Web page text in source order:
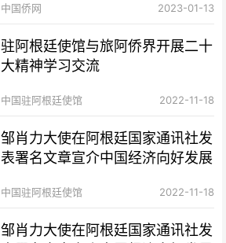
中国侨网 2023-01-13
驻阿根廷使馆与旅阿侨界开展二十
大精神学习交流
中国驻阿根廷使馆 2022-11-18
邹肖力大使在阿根廷国家通讯社发
表署名文章宣介中国经济向好发展
中国驻阿根廷使馆 2022-11-18
邹肖力大使在阿根廷国家通讯社发